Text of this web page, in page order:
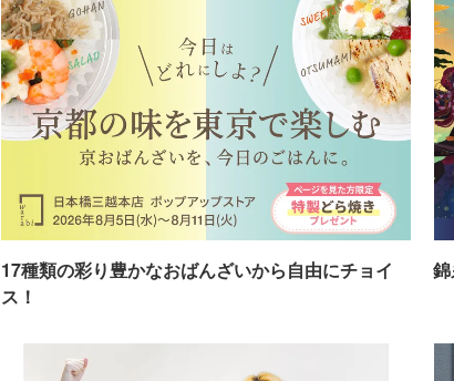
17種類の彩り豊かなおばんざいから自由にチョイ
ス！